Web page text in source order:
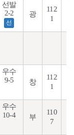
선발
2-2
선
광
112
1
우수
9-5
창
112
1
우수
10-4
부
110
7